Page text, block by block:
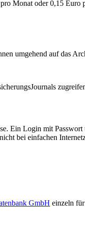
Monat oder 0,15
umgehend auf das
Ein Login mit
bei einfachen
GmbH einzeln